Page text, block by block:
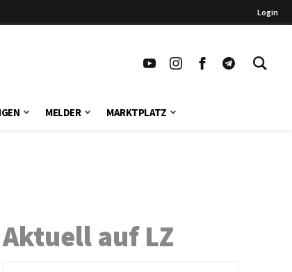
Login
MELDER MARKTPLATZ
Aktuell auf LZ